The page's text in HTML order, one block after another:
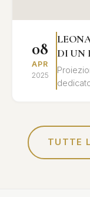
08
APR
2025
DI UN
TUTTE